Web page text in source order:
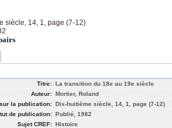
siècle, 14, 1, page (7-12)
Titre: La transition du 18e au 19e siècle
Auteur: Mortier, Roland
la publication: Dix-huitième siècle, 14, 1, page (7-12)
de publication: Publié, 1982
Sujet CREF: Histoire